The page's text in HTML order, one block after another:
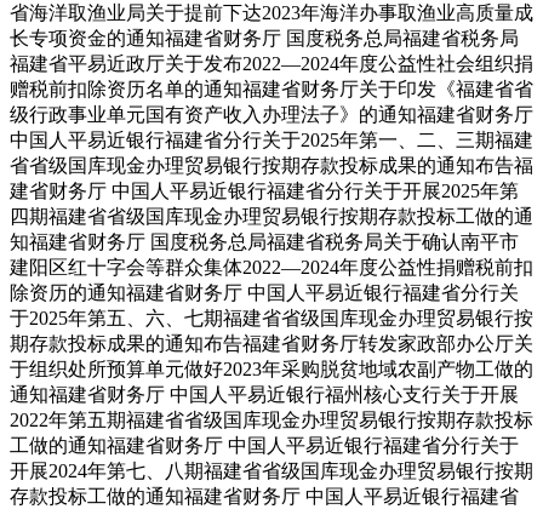
省海洋取渔业局关于提前下达2023年海洋办事取渔业高质量成
长专项资金的通知福建省财务厅 国度税务总局福建省税务局
福建省平易近政厅关于发布2022—2024年度公益性社会组织捐
赠税前扣除资历名单的通知福建省财务厅关于印发《福建省省
级行政事业单元国有资产收入办理法子》的通知福建省财务厅
中国人平易近银行福建省分行关于2025年第一、二、三期福建
省省级国库现金办理贸易银行按期存款投标成果的通知布告福
建省财务厅 中国人平易近银行福建省分行关于开展2025年第
四期福建省省级国库现金办理贸易银行按期存款投标工做的通
知福建省财务厅 国度税务总局福建省税务局关于确认南平市
建阳区红十字会等群众集体2022—2024年度公益性捐赠税前扣
除资历的通知福建省财务厅 中国人平易近银行福建省分行关
于2025年第五、六、七期福建省省级国库现金办理贸易银行按
期存款投标成果的通知布告福建省财务厅转发家政部办公厅关
于组织处所预算单元做好2023年采购脱贫地域农副产物工做的
通知福建省财务厅 中国人平易近银行福州核心支行关于开展
2022年第五期福建省省级国库现金办理贸易银行按期存款投标
工做的通知福建省财务厅 中国人平易近银行福建省分行关于
开展2024年第七、八期福建省省级国库现金办理贸易银行按期
存款投标工做的通知福建省财务厅 中国人平易近银行福建省